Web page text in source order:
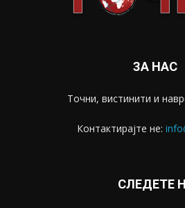
ЗА НАС
Точни, вистинити и
Контактирајте не:
СЛЕДЕТЕ